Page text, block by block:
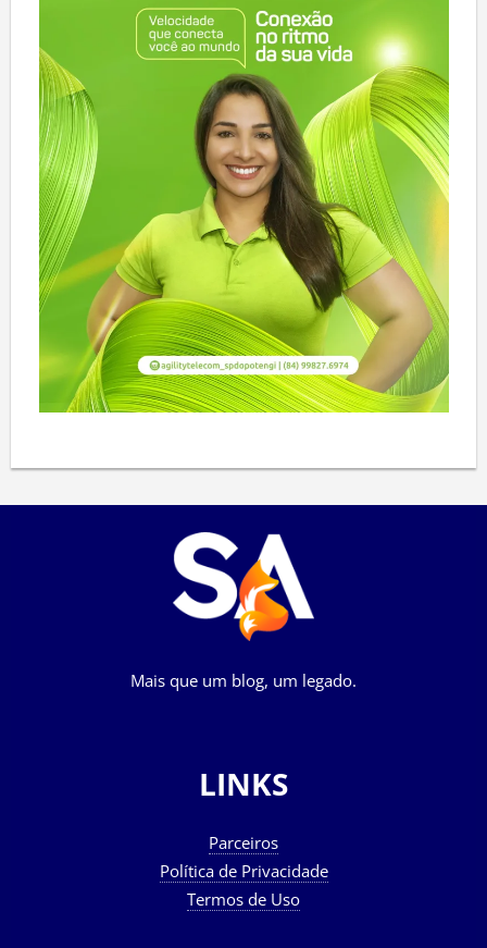
Mais que um blog, um legado.
LINKS
Parceiros
Política de Privacidade
Termos de Uso